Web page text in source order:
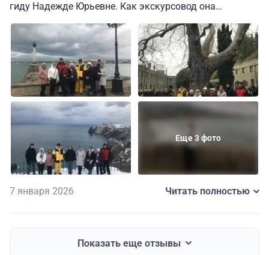
гиду Надежде Юрьевне. Как экскурсовод она
замечательная (но не аниматор). Знания —
энциклопедические! Человек, влюбленный в свою
работу, в свой регион, много интересных фактов и
легенд! Просто молодец! Благодаря Надежде, мы даже
перевыполнили программу: побывали в Херсонесе и
на Сапун-горе, за что ей огромное спасибо! Если бы
тур не проходил в Новый год, то оценка была бы
«отлично»!
Еще 3 фото
7 января 2026 Читать полностью
Показать еще отзывы